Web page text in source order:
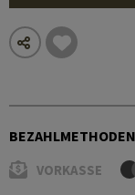
BEZAHLMETHODEN
VORKASSE